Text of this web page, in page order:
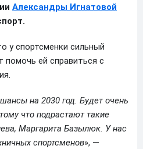
Александры Игнатовой
у спортсменки сильный
ей справиться с
на 2030 год. Будет очень
что подрастают такие
Маргарита Базылюк. У нас
спортсменов», —